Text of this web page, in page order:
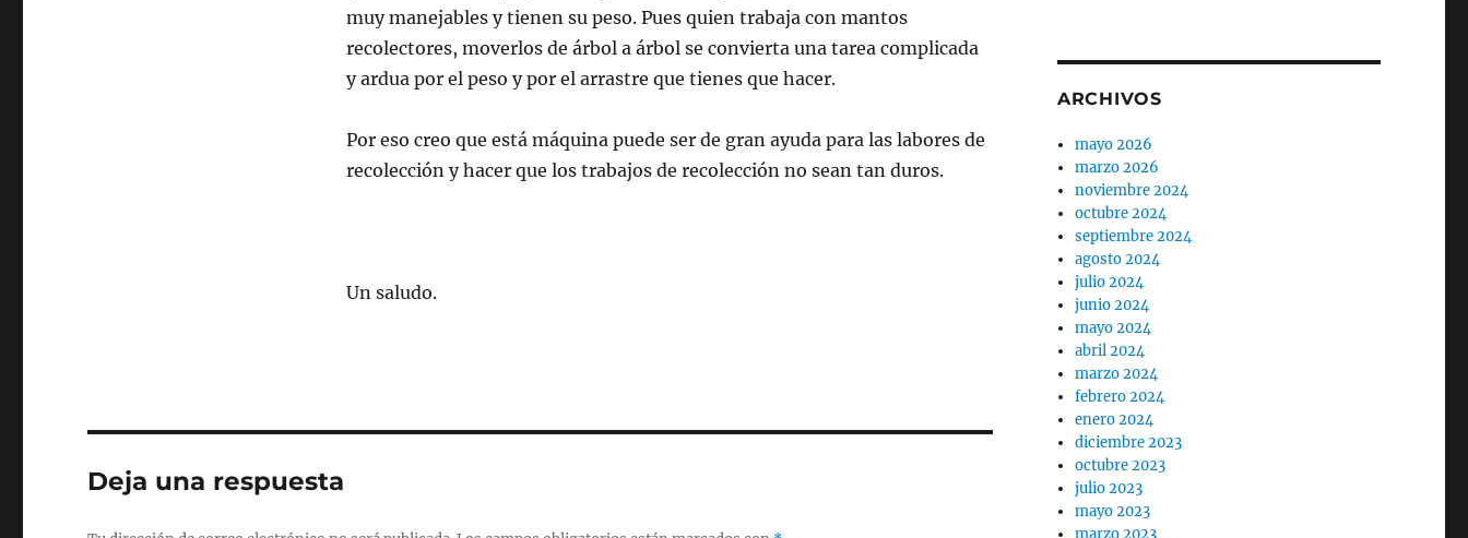
muy manejables y tienen su peso. Pues quien trabaja con mantos
recolectores, moverlos de árbol a árbol se convierta una tarea complicada
y ardua por el peso y por el arrastre que tienes que hacer.
Por eso creo que está máquina puede ser de gran ayuda para las labores de
recolección y hacer que los trabajos de recolección no sean tan duros.
Un saludo.
Deja una respuesta
ARCHIVOS
mayo 2026
marzo 2026
noviembre 2024
octubre 2024
septiembre 2024
agosto 2024
julio 2024
junio 2024
mayo 2024
abril 2024
marzo 2024
febrero 2024
enero 2024
diciembre 2023
octubre 2023
julio 2023
mayo 2023
marzo 2023